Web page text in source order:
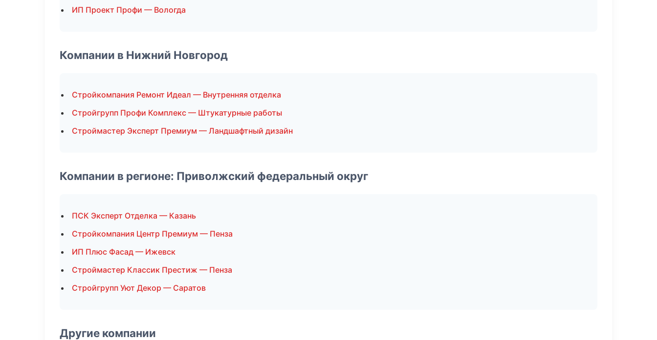
ИП Проект Профи — Вологда
Компании в Нижний Новгород
Стройкомпания Ремонт Идеал — Внутренняя отделка
Стройгрупп Профи Комплекс — Штукатурные работы
Строймастер Эксперт Премиум — Ландшафтный дизайн
Компании в регионе: Приволжский федеральный округ
ПСК Эксперт Отделка — Казань
Стройкомпания Центр Премиум — Пенза
ИП Плюс Фасад — Ижевск
Строймастер Классик Престиж — Пенза
Стройгрупп Уют Декор — Саратов
Другие компании